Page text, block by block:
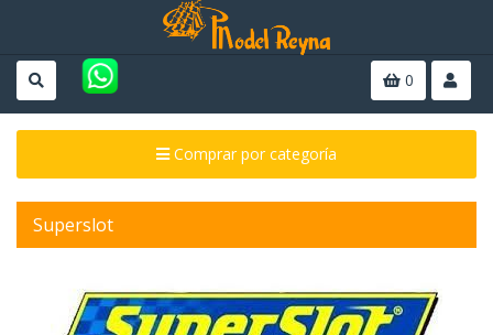
0
Comprar por categoría
Superslot